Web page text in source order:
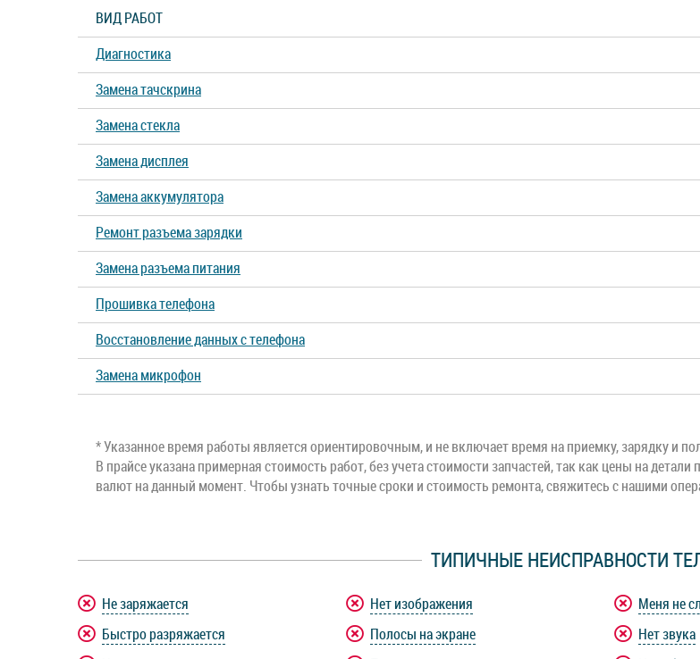
P Smart P Smart Z P Smart Pro
P9 Lite
P20 Lite P20 Pro P30 P30
P40 Lite E
Y6 Y6s Y6 Prime Y7
Y7 Prime
ВИД РАБОТ
Диагностика
Замена тачскрина
Замена стекла
Замена дисплея
Замена аккумулятора
Ремонт разъема зарядки
Замена разъема питания
Прошивка телефона
Восстановление данных с телефона
Замена микрофон
* Указанное время работы является ориентировочным, и не включает время на приемку, зарядку и
В прайсе указана примерная стоимость работ, без учета стоимости запчастей, так как цены на
валют на данный момент. Чтобы узнать точные сроки и стоимость ремонта, свяжитесь с нашими
ТИПИЧНЫЕ НЕИСПРАВНОСТИ
Не заряжается
Быстро разряжается
Нет изображения
Полосы на экране
Меня не
Нет звука